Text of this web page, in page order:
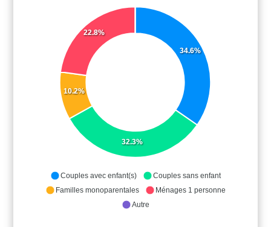
34.6%
32.3%
10.2%
22.8%
Couples avec enfant(s)
Couples sans enfant
Familles monoparentales
Ménages 1 personne
Autre